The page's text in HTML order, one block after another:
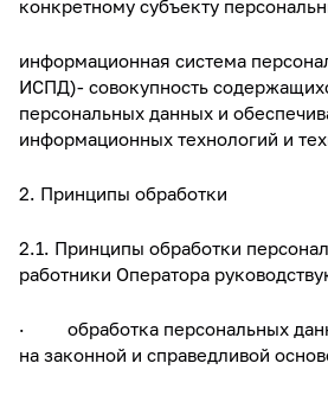
конкретному субъекту
информационная система
ИСПД)- совокупность
персональных данных и
информационных технологий и
2. Принципы обработки
2.1. Принципы обработки
работники Оператора
· обработка персональных
на законной и справедливой